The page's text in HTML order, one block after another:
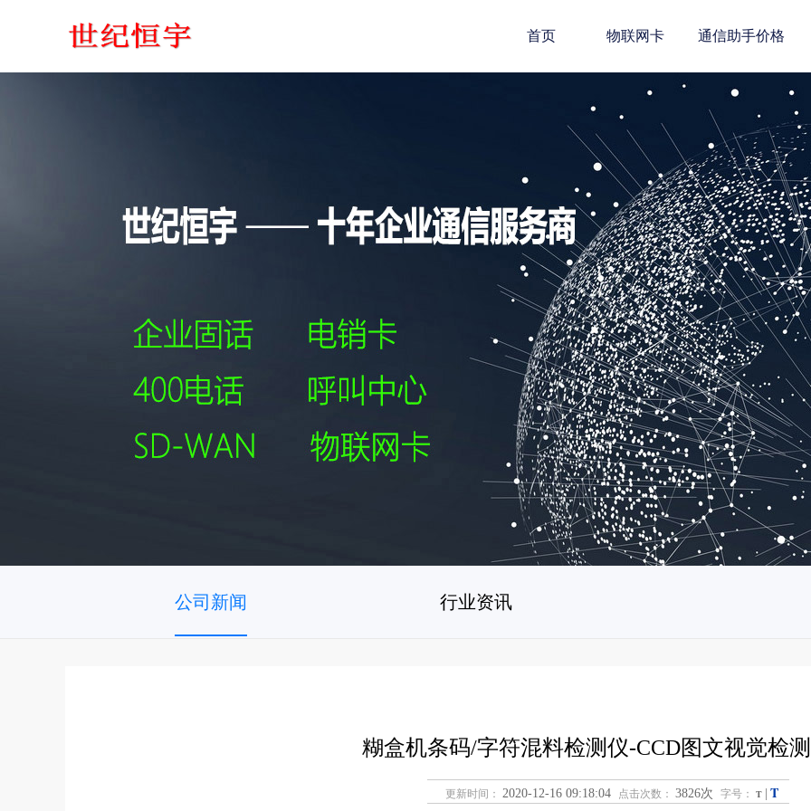
首页 物联网卡 通信助手价格
公司新闻 行业资讯
糊盒机条码/字符混料检测仪-CCD图文视觉检
更新时间： 2020-12-16 09:18:04 点击次数： 3826次 字号： T T